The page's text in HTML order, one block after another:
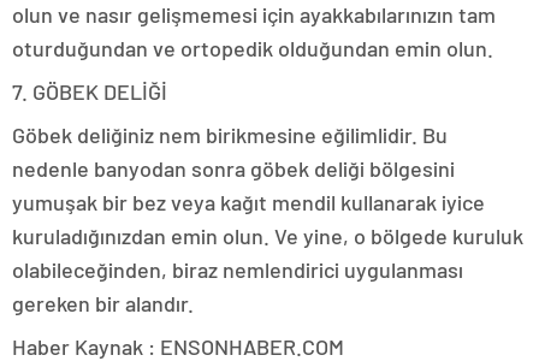
olun ve nasır gelişmemesi için ayakkabılarınızın tam
oturduğundan ve ortopedik olduğundan emin olun.
7. GÖBEK DELİĞİ
Göbek deliğiniz nem birikmesine eğilimlidir. Bu
nedenle banyodan sonra göbek deliği bölgesini
yumuşak bir bez veya kağıt mendil kullanarak iyice
kuruladığınızdan emin olun. Ve yine, o bölgede kuruluk
olabileceğinden, biraz nemlendirici uygulanması
gereken bir alandır.
Haber Kaynak : ENSONHABER.COM